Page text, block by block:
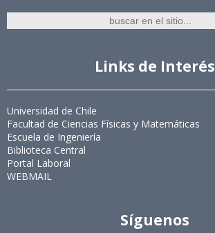
Links de Interés
Universidad de Chile
Facultad de Ciencias Físicas y Matemáticas
Escuela de Ingeniería
Biblioteca Central
Portal Laboral
WEBMAIL
Síguenos